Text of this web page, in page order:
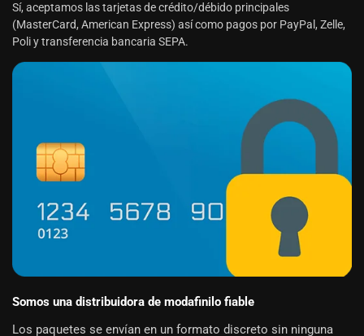
Sí, aceptamos las tarjetas de crédito/débido principales
(MasterCard, American Express) así como pagos por PayPal, Zelle,
Poli y transferencia bancaria SEPA.
Somos una distribuidora de modafinilo fiable
Los paquetes se envían en un formato discreto sin ninguna